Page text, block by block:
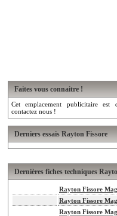
Faites vous connaitre !
Cet emplacement publicitaire est
contactez nous !
Derniers essais Rayton Fissore
Dernières fiches techniques
Rayton Fissore
Rayton Fissore
Rayton Fissore